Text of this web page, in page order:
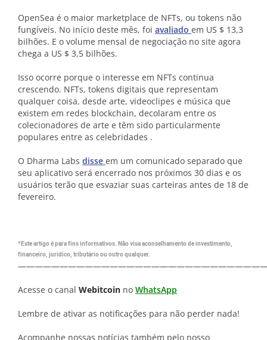
OpenSea é o maior marketplace de NFTs, ou tokens não
fungíveis. No início deste mês, foi avaliado em US $ 13,3
bilhões. E o volume mensal de negociação no site agora
chega a US $ 3,5 bilhões.
Isso ocorre porque o interesse em NFTs continua
crescendo. NFTs, tokens digitais que representam
qualquer coisa, desde arte, videoclipes e música que
existem em redes blockchain, decolaram entre os
colecionadores de arte e têm sido particularmente
populares entre as celebridades .
O Dharma Labs disse em um comunicado separado que
seu aplicativo será encerrado nos próximos 30 dias e os
usuários terão que esvaziar suas carteiras antes de 18 de
fevereiro.
*Este artigo é para fins informativos. Não visa aconselhamento de investimento,
financeiro, jurídico, tributário ou outro qualquer.
Acesse o canal Webitcoin no WhatsApp
Lembre de ativar as notificações para não perder nada!
Acompanhe nossas notícias também pelo nosso